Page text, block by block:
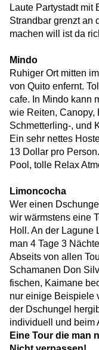
Laute Partystadt mit
Strandbar grenzt an
machen will ist da
Mindo
Ruhiger Ort mitten
von Quito enfernt.
cafe. In Mindo kann
wie Reiten, Canopy,
Schmetterling-, und
Ein sehr nettes
13 Dollar pro
Pool, tolle Relax
Limoncocha
Wer einen
wir wärmstens eine
Holl. An der Lagune
man 4 Tage 3
Abseits von allen
Schamanen Don
fischen, Kaimane
nur einige Beispiele
der Dschungel
individuell und beim
Eine Tour die man